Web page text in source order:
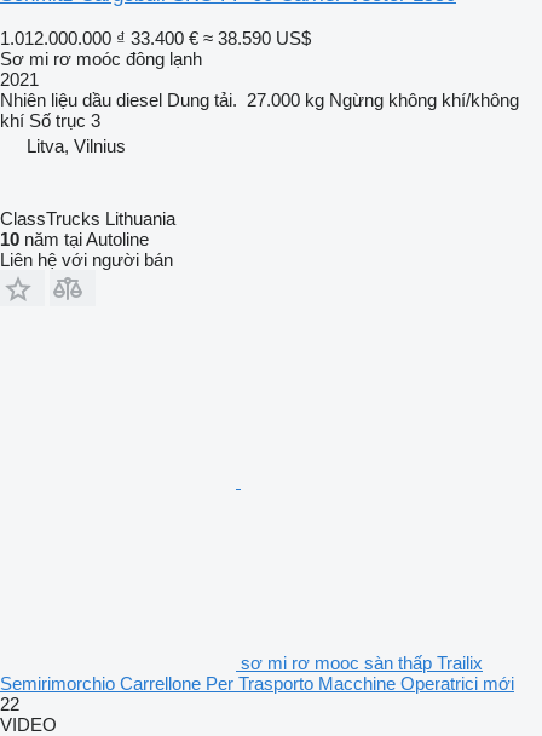
1.012.000.000 ₫ 33.400 € ≈ 38.590 US$
Sơ mi rơ moóc đông lạnh
2021
Nhiên liệu dầu diesel Dung tải. 27.000 kg Ngừng không khí/không
khí Số trục 3
Litva, Vilnius
ClassTrucks Lithuania
10 năm tại Autoline
Liên hệ với người bán
sơ mi rơ mooc sàn thấp Trailix
Semirimorchio Carrellone Per Trasporto Macchine Operatrici mới
22
VIDEO